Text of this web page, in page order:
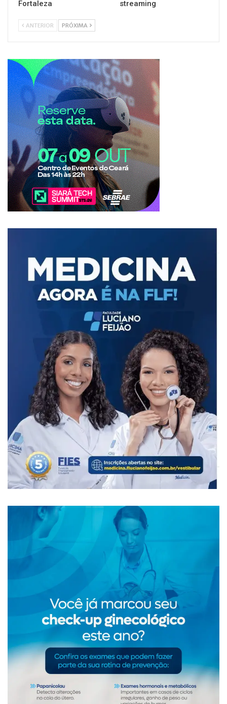
Fortaleza
streaming
ANTERIOR PRÓXIMA